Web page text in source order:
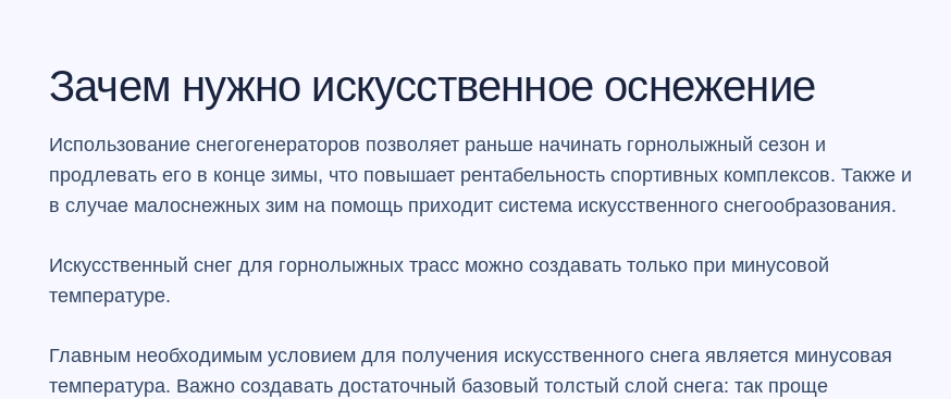
Зачем нужно искусственное оснежение
Использование снегогенераторов позволяет раньше начинать горнолыжный сезон и
продлевать его в конце зимы, что повышает рентабельность спортивных комплексов. Также и
в случае малоснежных зим на помощь приходит система искусственного снегообразования.
Искусственный снег для горнолыжных трасс можно создавать только при минусовой
температуре.
Главным необходимым условием для получения искусственного снега является минусовая
температура. Важно создавать достаточный базовый толстый слой снега: так проще